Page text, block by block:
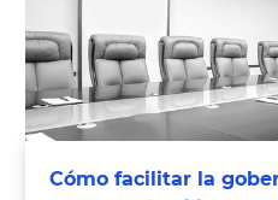
Cómo facilitar la